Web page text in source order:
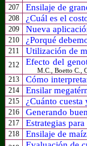
207 Ensilaje de
208 ¿Cuál es el
209 Nueva
210 ¿Porqué
211 Utilización de
212 Efecto del
M.C., Boetto C.,
213 Cómo
214 Ensilar
215 ¿Cuánto
216 Generando
217 Estrategias
218 Ensilaje de